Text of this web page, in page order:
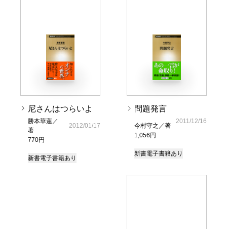
尼さんはつらいよ
勝本華蓮／
著
770円
2012/01/17
新書電子書籍あり
問題発言
今村守之／著
1,056円
2011/12/16
新書電子書籍あり